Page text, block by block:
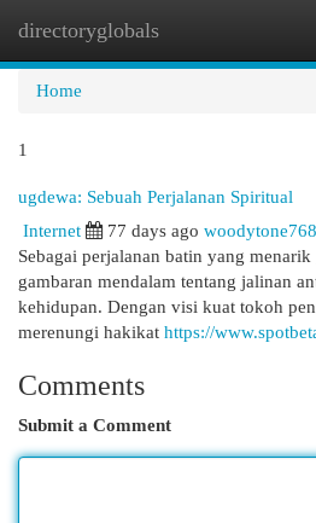
directoryglobals
Home
1
ugdewa: Sebuah Perjalanan Spiritual
Internet
77 days ago
Sebagai perjalanan batin yang
gambaran mendalam tentang jalinan
kehidupan. Dengan visi kuat tokoh
merenungi hakikat https://
Comments
Submit a Comment